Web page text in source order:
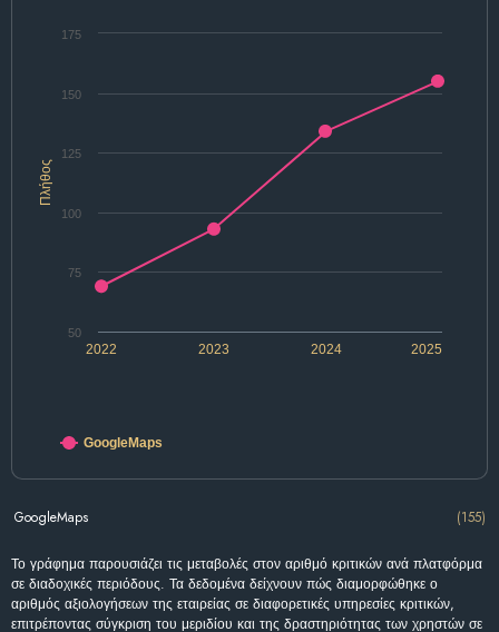
Πλήθος
2022 2024
2023 2025
100
50
75
125
150
175
GoogleMaps
GoogleMaps (155)
Το γράφημα παρουσιάζει τις μεταβολές στον αριθμό κριτικών ανά πλατφόρμα
σε διαδοχικές περιόδους. Τα δεδομένα δείχνουν πώς διαμορφώθηκε ο
αριθμός αξιολογήσεων της εταιρείας σε διαφορετικές υπηρεσίες κριτικών,
επιτρέποντας σύγκριση του μεριδίου και της δραστηριότητας των χρηστών σε